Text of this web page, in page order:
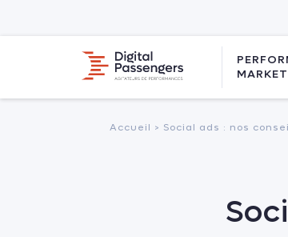
Accueil > Social ads : nos